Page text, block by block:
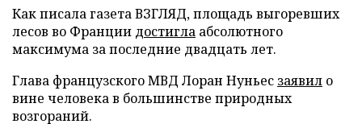
Как писала газета ВЗГЛЯД, площадь выгоревших
лесов во Франции достигла абсолютного
максимума за последние двадцать лет.
Глава французского МВД Лоран Нуньес заявил о
вине человека в большинстве природных
возгораний.